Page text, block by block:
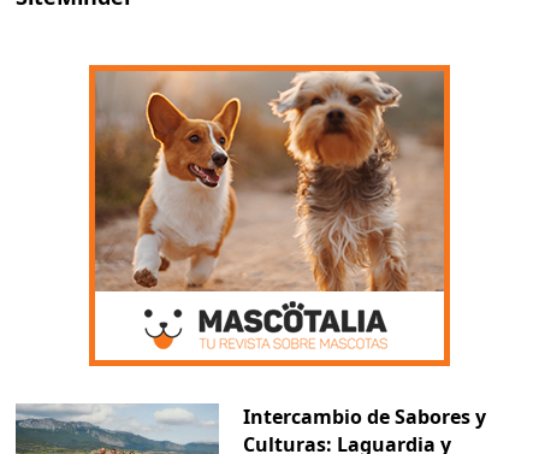
Intercambio de Sabores y
Culturas: Laguardia y